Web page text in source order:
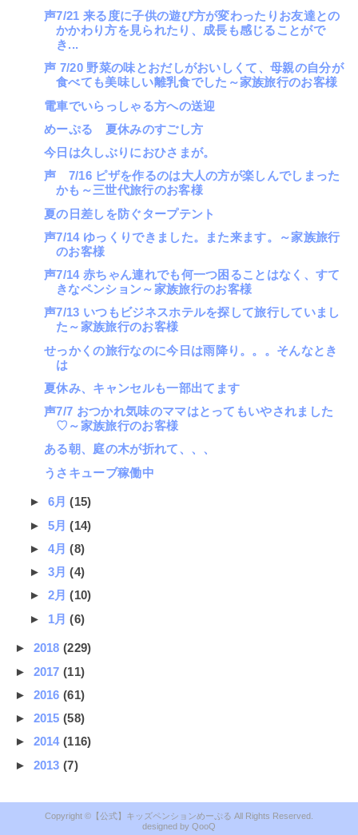
声7/21 来る度に子供の遊び方が変わったりお友達との
かかわり方を見られたり、成長も感じることがで
き...
声 7/20 野菜の味とおだしがおいしくて、母親の自分が
食べても美味しい離乳食でした～家族旅行のお客様
電車でいらっしゃる方への送迎
めーぷる 夏休みのすごし方
今日は久しぶりにおひさまが。
声 7/16 ピザを作るのは大人の方が楽しんでしまった
かも～三世代旅行のお客様
夏の日差しを防ぐタープテント
声7/14 ゆっくりできました。また来ます。～家族旅行
のお客様
声7/14 赤ちゃん連れでも何一つ困ることはなく、すて
きなペンション～家族旅行のお客様
声7/13 いつもビジネスホテルを探して旅行していまし
た～家族旅行のお客様
せっかくの旅行なのに今日は雨降り。。。そんなとき
は
夏休み、キャンセルも一部出てます
声7/7 おつかれ気味のママはとってもいやされました
♡～家族旅行のお客様
ある朝、庭の木が折れて、、、
うさキューブ稼働中
► 6月(15)
► 5月(14)
► 4月(8)
► 3月(4)
► 2月(10)
► 1月(6)
► 2018(229)
► 2017(11)
► 2016(61)
► 2015(58)
► 2014(116)
► 2013(7)
【公式】キッズペンションめーぷる
QooQ